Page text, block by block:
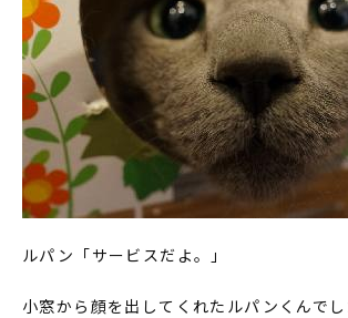
ルパン「サービスだよ。」
小窓から顔を出してくれたルパンくんでし